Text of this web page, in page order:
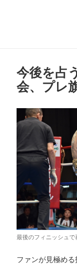
今後を占
会、プレ
最後のフィニッシュ
ファンが見極め